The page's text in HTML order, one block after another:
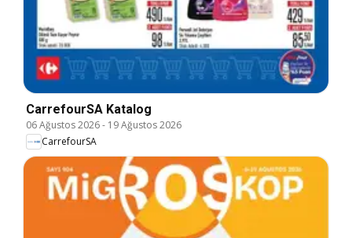
CarrefourSA Katalog
06 Ağustos 2026- 19 Ağustos 2026
CarrefourSA